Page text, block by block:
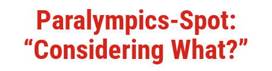
Paralympics-Spot:
“Considering What?”